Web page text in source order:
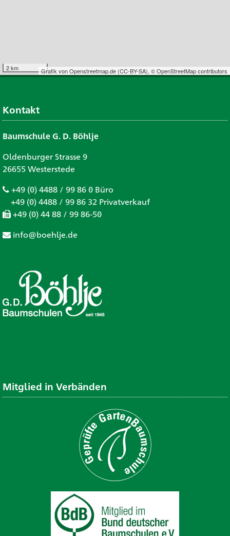
2 km Grafik vonOpenstreetmap.de (CC-BY-SA), © OpenStreetMap contributors
Kontakt
Baumschule G. D. Böhlje
Oldenburger Strasse 9
26655 Westerstede
+49 (0) 4488 / 99 86 0 Büro
+49 (0) 4488 / 99 86 32 Privatverkauf
+49 (0) 44 88 / 99 86-50
info@boehlje.de
Mitglied in Verbänden